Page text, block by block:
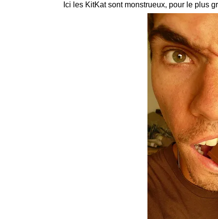
Ici les KitKat sont monstrueux, pour le plus